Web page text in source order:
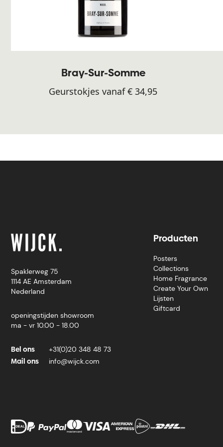
Bray-Sur-Somme
Geurstokjes vanaf € 34,95
Spaklerweg 75
1114 AE Amsterdam
Nederland
openingstijden showroom
ma - vr 10.00 - 18.00
Bel ons +31(0)20 348 48 73
Mail ons info@wijck.com
Producten
Posters
Collections
Home Fragrance
Create Your Own
Lijsten
Giftcard